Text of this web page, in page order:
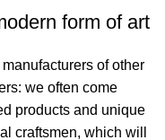
form of art
of other
we often come
products and unique
craftsmen, which will